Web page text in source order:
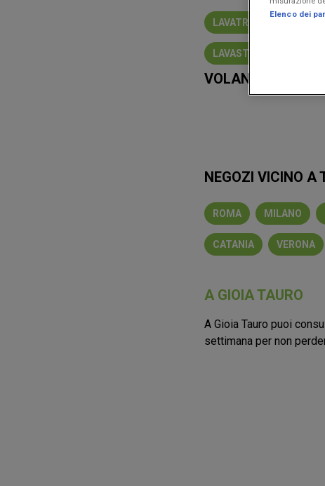
LAVATRICE
LAVASTOVIGLIE
VOLANTINI E
NEGOZI VICINO A
ROMA MILANO
CATANIA VERONA
A GIOIA TAURO
A Gioia Tauro puoi
settimana per non
Elenco dei